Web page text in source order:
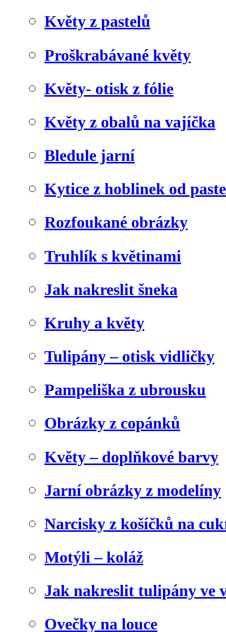
Květy z pastelů
Proškrabávané květy
Květy- otisk z fólie
Květy z obalů na vajíčka
Bledule jarní
Kytice z hoblinek od
Rozfoukané obrázky
Truhlík s květinami
Jak nakreslit šneka
Kruhy a květy
Tulipány – otisk vidličky
Pampeliška z ubrousku
Obrázky z copánků
Květy – doplňkové barvy
Jarní obrázky z modelíny
Narcisky z košíčků na
Motýli – koláž
Jak nakreslit tulipány ve
Ovečky na louce